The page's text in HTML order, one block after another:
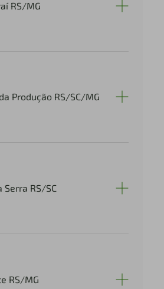
RS/MG
Produção RS/SC/MG
Serra RS/SC
RS/MG